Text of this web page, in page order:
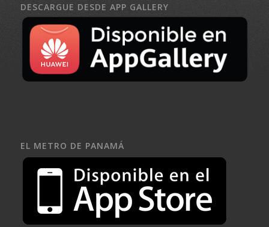
DESCARGUE DESDE APP GALLERY
EL METRO DE PANAMÁ